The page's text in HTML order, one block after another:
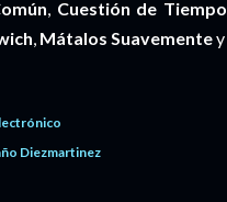
, Cuestión de Tiempo
, Mátalos Suavementey
Diezmartinez